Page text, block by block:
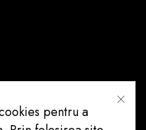
pentru a